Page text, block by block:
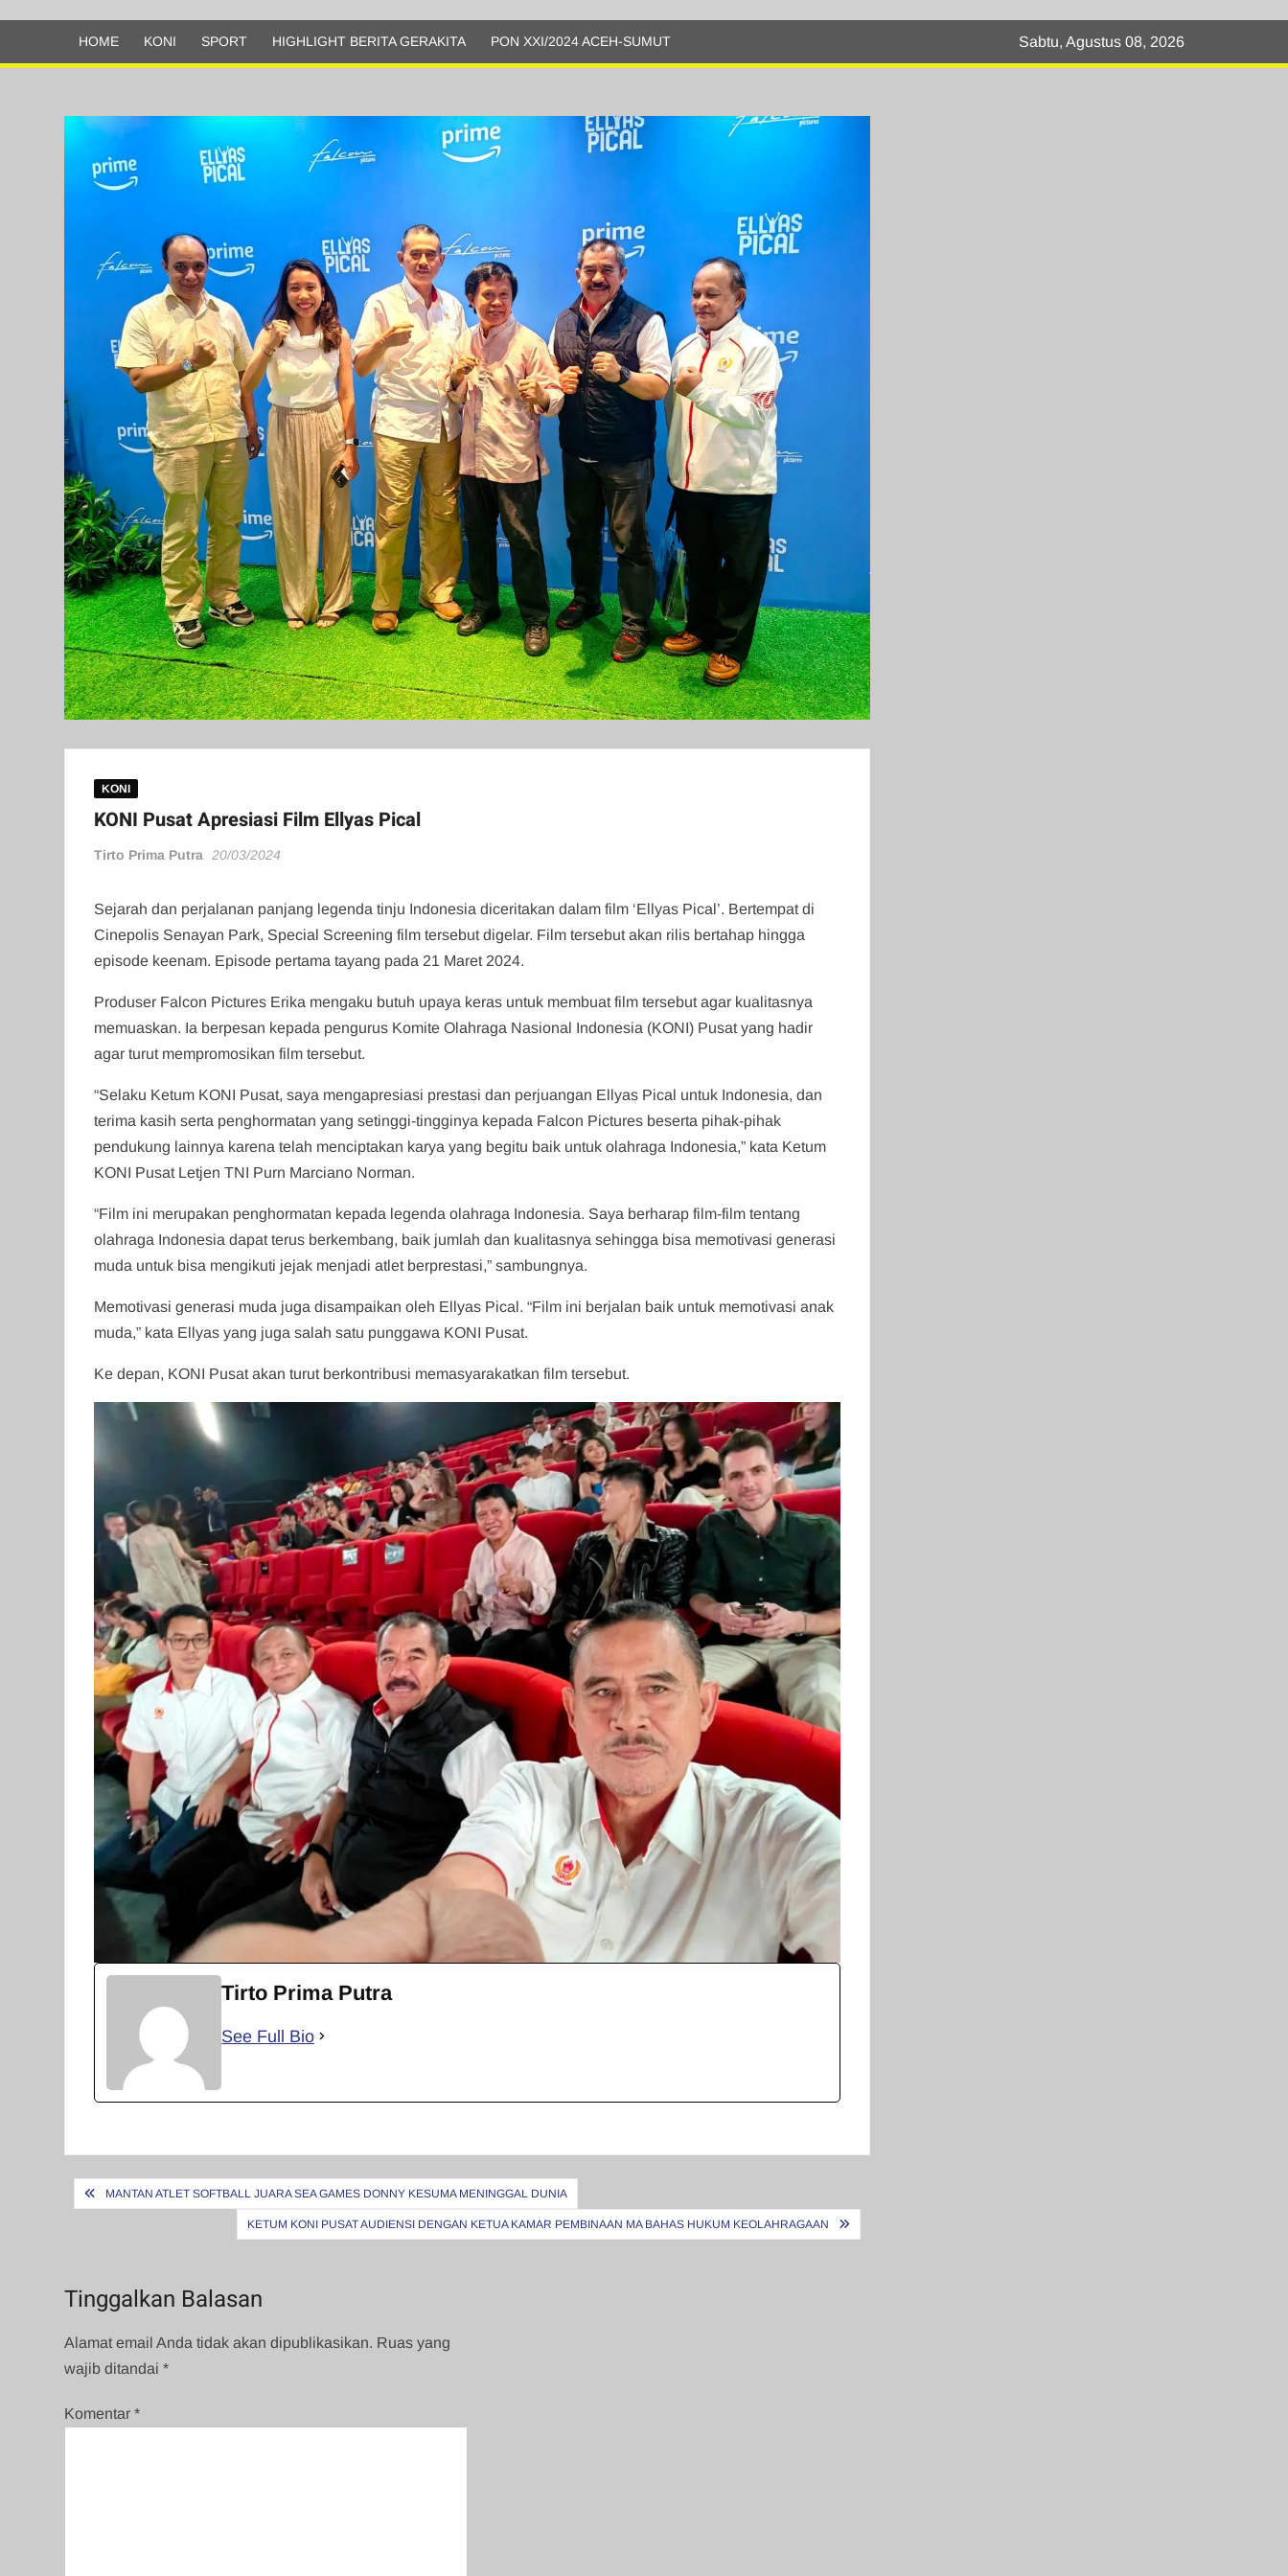
Olahraga
HOME KONI SPORT HIGHLIGHT BERITA GERAKITA PON XXI/2024 ACEH-SUMUT Sabtu, Agustus 08, 2026
KONI
KONI Pusat Apresiasi Film Ellyas Pical
Tirto Prima Putra 20/03/2024
Sejarah dan perjalanan panjang legenda tinju Indonesia diceritakan dalam film ‘Ellyas Pical’. Bertempat di
Cinepolis Senayan Park, Special Screening film tersebut digelar. Film tersebut akan rilis bertahap hingga
episode keenam. Episode pertama tayang pada 21 Maret 2024.
Produser Falcon Pictures Erika mengaku butuh upaya keras untuk membuat film tersebut agar kualitasnya
memuaskan. Ia berpesan kepada pengurus Komite Olahraga Nasional Indonesia (KONI) Pusat yang hadir
agar turut mempromosikan film tersebut.
“Selaku Ketum KONI Pusat, saya mengapresiasi prestasi dan perjuangan Ellyas Pical untuk Indonesia, dan
terima kasih serta penghormatan yang setinggi-tingginya kepada Falcon Pictures beserta pihak-pihak
pendukung lainnya karena telah menciptakan karya yang begitu baik untuk olahraga Indonesia,” kata Ketum
KONI Pusat Letjen TNI Purn Marciano Norman.
“Film ini merupakan penghormatan kepada legenda olahraga Indonesia. Saya berharap film-film tentang
olahraga Indonesia dapat terus berkembang, baik jumlah dan kualitasnya sehingga bisa memotivasi generasi
muda untuk bisa mengikuti jejak menjadi atlet berprestasi,” sambungnya.
Memotivasi generasi muda juga disampaikan oleh Ellyas Pical. “Film ini berjalan baik untuk memotivasi anak
muda,” kata Ellyas yang juga salah satu punggawa KONI Pusat.
Ke depan, KONI Pusat akan turut berkontribusi memasyarakatkan film tersebut.
Tirto Prima Putra
See Full Bio
Navigasi
MANTAN ATLET SOFTBALL JUARA SEA GAMES DONNY KESUMA MENINGGAL DUNIA
KETUM KONI PUSAT AUDIENSI DENGAN KETUA KAMAR PEMBINAAN MA BAHAS HUKUM KEOLAHRAGAAN
Tinggalkan Balasan
Alamat email Anda tidak akan dipublikasikan. Ruas yang
wajib ditandai*
Komentar*